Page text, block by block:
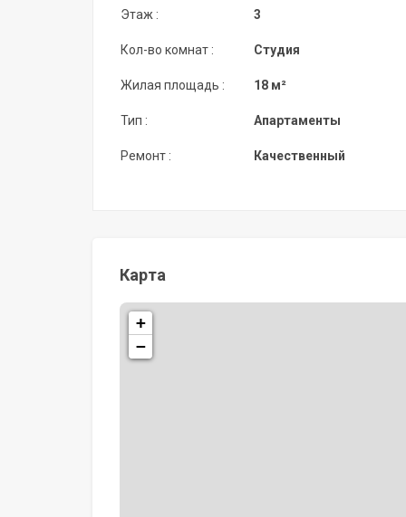
Этаж :
Кол-во комнат :
Жилая площадь :
Тип :
Ремонт :
3
Студия
18 м²
Апартаменты
Качественный
Карта
+
−